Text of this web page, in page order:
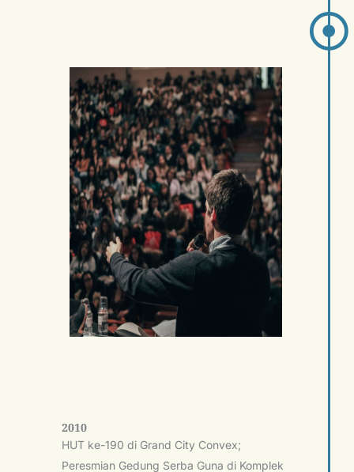
2010
HUT ke-190 di Grand City Convex;
Peresmian Gedung Serba Guna di Komplek